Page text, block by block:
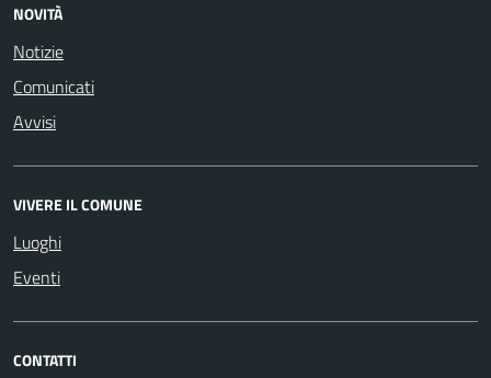
NOVITÀ
Notizie
Comunicati
Avvisi
VIVERE IL COMUNE
Luoghi
Eventi
CONTATTI